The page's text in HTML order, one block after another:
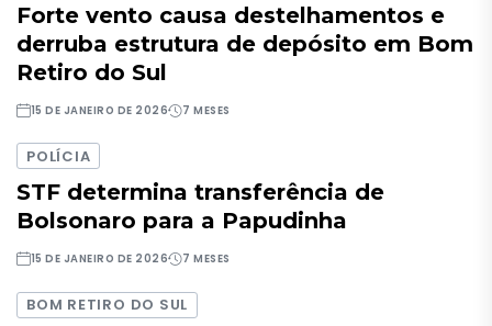
Forte vento causa destelhamentos e
derruba estrutura de depósito em Bom
Retiro do Sul
15 DE JANEIRO DE 2026 7 MESES
POLÍCIA
STF determina transferência de
Bolsonaro para a Papudinha
15 DE JANEIRO DE 2026 7 MESES
BOM RETIRO DO SUL